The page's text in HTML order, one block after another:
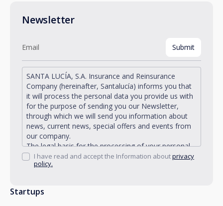
Startups
Newsletter
SANTA LUCÍA, S.A. Insurance and Reinsurance
Company (hereinafter, Santalucía) informs you that
it will process the personal data you provide us with
for the purpose of sending you our Newsletter,
through which we will send you information about
news, current news, special offers and events from
our company.
The legal basis for the processing of your personal
data described is found in the very management and
development of the existing legal relationship
Santalucía informs you that you can exercise your
I have read and accept the Information aboutprivacy
policy.